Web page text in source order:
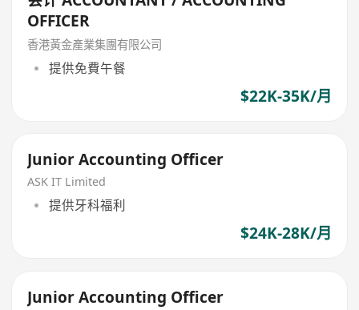
OFFICER
香港黃金產業集團有限公司
提供免費午餐
$22K-35K/月
Junior Accounting Officer
ASK IT Limited
提供牙科福利
$24K-28K/月
Junior Accounting Officer